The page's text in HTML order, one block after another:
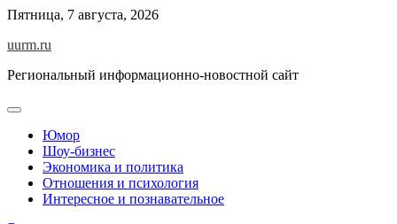
Skip
content
Пятница, 7 августа, 2026
uurm.ru
Региональный информационно-новостной сайт
Юмор
Шоу-бизнес
Экономика и политика
Отношения и психология
Интересное и познавательное